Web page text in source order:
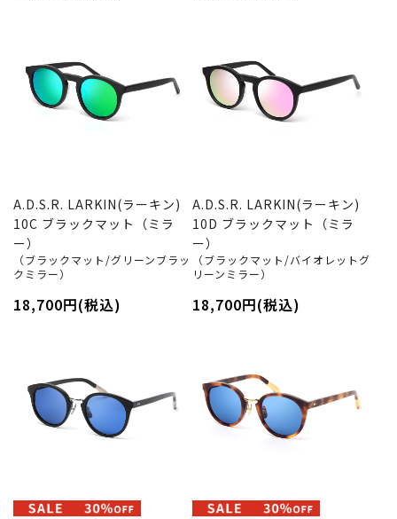
A.D.S.R. LARKIN(ラーキン)
10C ブラックマット（ミラ
ー）
（ブラックマット/グリーンブラッ
クミラー）
18,700円(税込)
A.D.S.R. LARKIN(ラーキン)
10D ブラックマット（ミラ
ー）
（ブラックマット/バイオレットグ
リーンミラー）
18,700円(税込)